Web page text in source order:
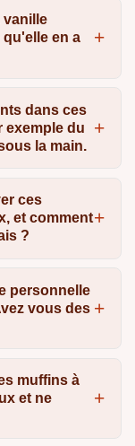
vanille
en a
dans ces
exemple du
la main.
ces
et comment
?
personnelle
vous des
muffins à
et ne